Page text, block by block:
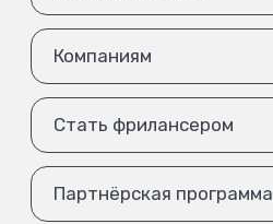
Компаниям
Стать фрилансером
Партнёрская программа